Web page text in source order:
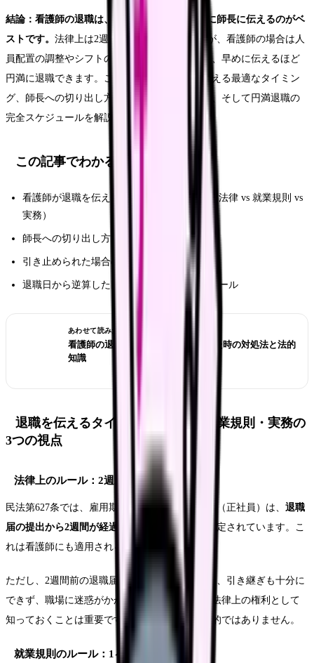
結論：看護師の退職は、退職希望日の3ヶ月前に師長に伝えるのがベ
ストです。 法律上は2週間前でも退職できますが、看護師の場合は人
員配置の調整やシフトの組み直しが必要なため、早めに伝えるほど
円満に退職できます。この記事では、退職を伝える最適なタイミン
グ、師長への切り出し方、引き止めへの対処法、そして円満退職の
完全スケジュールを解説します。
この記事でわかること
看護師が退職を伝えるベストなタイミング（法律 vs 就業規則 vs
実務）
師長への切り出し方とセリフ例
引き止められた場合のパターン別対処法
退職日から逆算した円満退職の完全スケジュール
あわせて読みたい
看護師の退職交渉術｜引き止められた時の対処法と法的
知識
退職を伝えるタイミング｜法律・就業規則・実務の
3つの視点
法律上のルール：2週間前でOK
民法第627条では、雇用期間の定めのない労働者（正社員）は、 退職
届の提出から2週間が経過すれば退職できる
と規定されています。こ
れは看護師にも適用される絶対的なルールです。
ただし、2週間前の退職届提出で実際に辞めると、引き継ぎも十分に
できず、職場に迷惑がかかることは事実です。法律上の権利として
知っておくことは重要ですが、実務的には現実的ではありません。
就業規則のルール：1ヶ月〜3ヶ月前